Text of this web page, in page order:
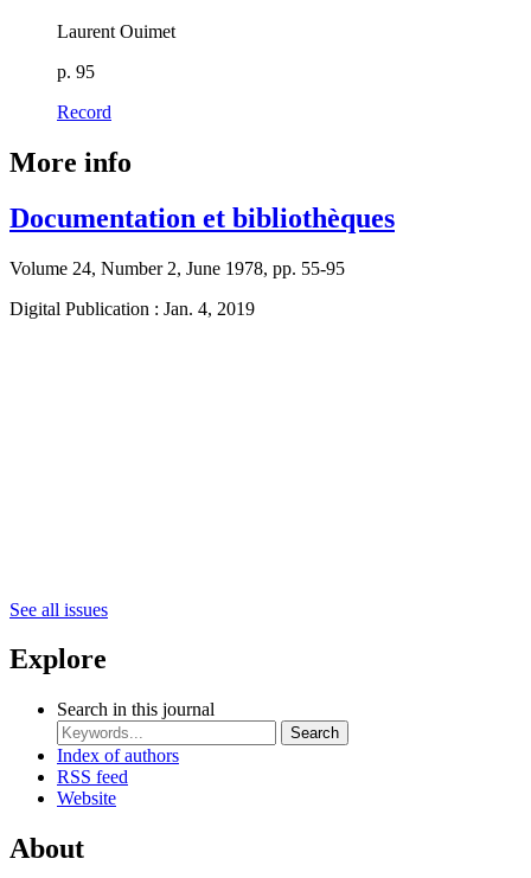
Laurent Ouimet
p. 95
Record
More info
Documentation et bibliothèques
Volume 24, Number 2, June 1978, pp. 55-95
Digital Publication : Jan. 4, 2019
See all issues
Explore
Search in this journal
Search
Index of authors
RSS feed
Website
About